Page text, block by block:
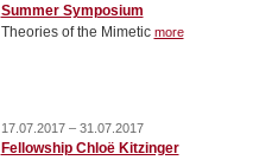
Summer Symposium
Theories of the Mimetic more
17.07.2017 – 31.07.2017
Fellowship Chloë Kitzinger